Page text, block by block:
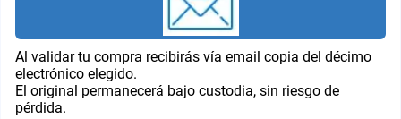
Al validar tu compra recibirás vía email copia del décimo
electrónico elegido.
El original permanecerá bajo custodia, sin riesgo de
pérdida.